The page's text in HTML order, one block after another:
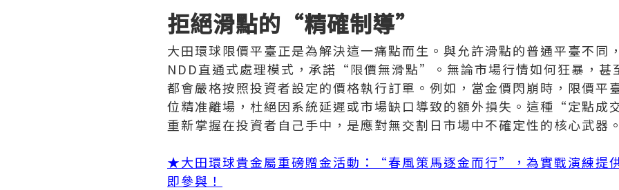
拒絕滑點的“精確制導”
大田環球限價平臺正是為解決這一痛點而生。與允許滑點的普通平臺不同
NDD直通式處理模式，承諾“限價無滑點”。無論市場行情如何狂暴，甚
都會嚴格按照投資者設定的價格執行訂單。例如，當金價閃崩時，限價平
位精准離場，杜絕因系統延遲或市場缺口導致的額外損失。這種“定點
重新掌握在投資者自己手中，是應對無交割日市場中不確定性的核心武器
★大田環球貴金屬重磅贈金活動：“春風策馬逐金而行”，為實戰演練提
即參與！